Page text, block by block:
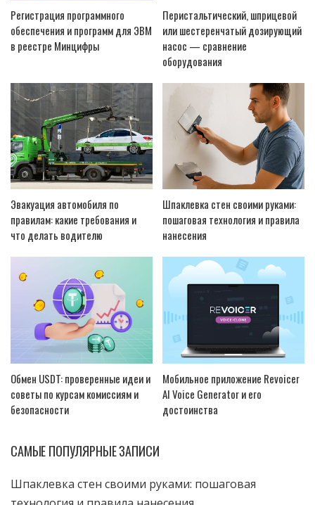
Регистрация программного
обеспечения и программ для ЭВМ
в реестре Минцифры
Перистальтический, шприцевой
или шестеренчатый дозирующий
насос — сравнение
оборудования
Эвакуация автомобиля по
правилам: какие требования и
что делать водителю
Шпаклевка стен своими руками:
пошаговая технология и правила
нанесения
Обмен USDT: проверенные идеи и
советы по курсам комиссиям и
безопасности
Мобильное приложение Revoicer
AI Voice Generator и его
достоинства
САМЫЕ ПОПУЛЯРНЫЕ ЗАПИСИ
Шпаклевка стен своими руками: пошаговая